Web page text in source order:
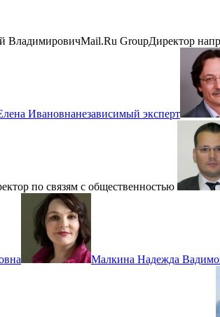
ВладимировичMail.Ru GroupДиректор
Ивановнанезависимый эксперт
по связям с общественностью
Малкина Надежда